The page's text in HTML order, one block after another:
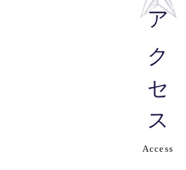
アクセス
Access